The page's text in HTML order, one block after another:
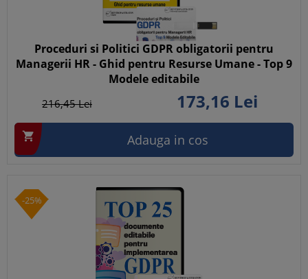
Proceduri si Politici GDPR obligatorii pentru
Managerii HR - Ghid pentru Resurse Umane - Top 9
Modele editabile
216,45Lei 173,16 Lei
 Adauga in cos
-25%